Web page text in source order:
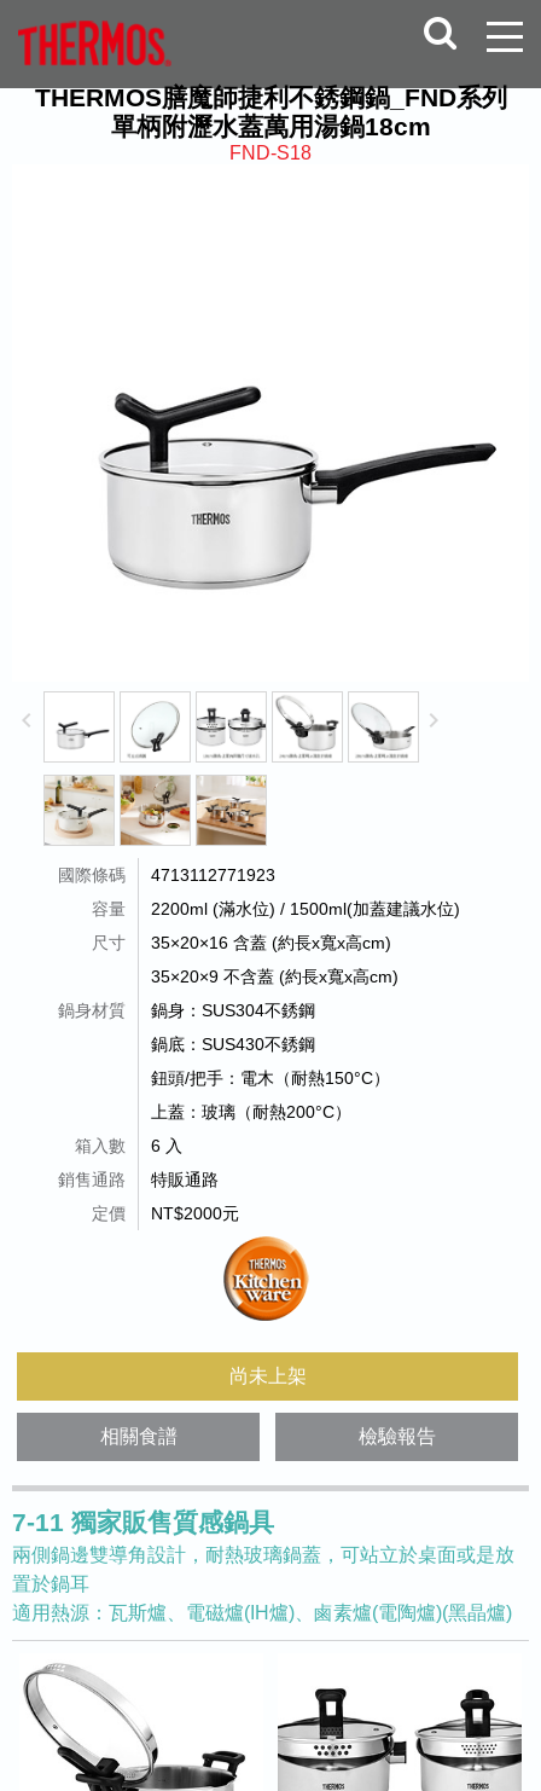
THERMOS膳魔師捷利不銹鋼鍋_FND系列
單柄附瀝水蓋萬用湯鍋18cm
FND-S18
keyboard_arrow_left keyboard_arrow_right
國際條碼
4713112771923
容量
2200ml (滿水位) / 1500ml(加蓋建議水位)
尺寸
35×20×16 含蓋 (約長x寬x高cm)
35×20×9 不含蓋 (約長x寬x高cm)
鍋身材質
鍋身：SUS304不銹鋼
鍋底：SUS430不銹鋼
鈕頭/把手：電木（耐熱150°C）
上蓋：玻璃（耐熱200°C）
箱入數
6 入
銷售通路
特販通路
定價
NT$2000元
尚未上架
相關食譜 檢驗報告
7-11 獨家販售質感鍋具
兩側鍋邊雙導角設計，耐熱玻璃鍋蓋，可站立於桌面或是放
置於鍋耳
適用熱源：瓦斯爐、電磁爐(IH爐)、鹵素爐(電陶爐)(黑晶爐)